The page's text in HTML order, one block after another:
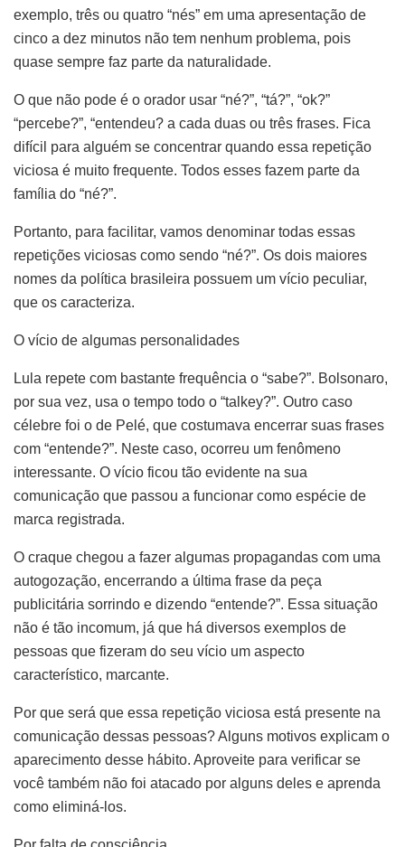
exemplo, três ou quatro “nés” em uma apresentação de
cinco a dez minutos não tem nenhum problema, pois
quase sempre faz parte da naturalidade.
O que não pode é o orador usar “né?”, “tá?”, “ok?”
“percebe?”, “entendeu? a cada duas ou três frases. Fica
difícil para alguém se concentrar quando essa repetição
viciosa é muito frequente. Todos esses fazem parte da
família do “né?”.
Portanto, para facilitar, vamos denominar todas essas
repetições viciosas como sendo “né?”. Os dois maiores
nomes da política brasileira possuem um vício peculiar,
que os caracteriza.
O vício de algumas personalidades
Lula repete com bastante frequência o “sabe?”. Bolsonaro,
por sua vez, usa o tempo todo o “talkey?”. Outro caso
célebre foi o de Pelé, que costumava encerrar suas frases
com “entende?”. Neste caso, ocorreu um fenômeno
interessante. O vício ficou tão evidente na sua
comunicação que passou a funcionar como espécie de
marca registrada.
O craque chegou a fazer algumas propagandas com uma
autogozação, encerrando a última frase da peça
publicitária sorrindo e dizendo “entende?”. Essa situação
não é tão incomum, já que há diversos exemplos de
pessoas que fizeram do seu vício um aspecto
característico, marcante.
Por que será que essa repetição viciosa está presente na
comunicação dessas pessoas? Alguns motivos explicam o
aparecimento desse hábito. Aproveite para verificar se
você também não foi atacado por alguns deles e aprenda
como eliminá-los.